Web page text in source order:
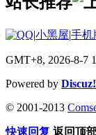
|小黑屋|手机
GMT+8, 2026-8-7
Powered by Discuz!
© 2001-2013
快速回复 返回顶